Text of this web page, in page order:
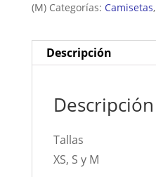
(M) Categorías: Camisetas,
Descripción
Descripción
Tallas
XS, S y M